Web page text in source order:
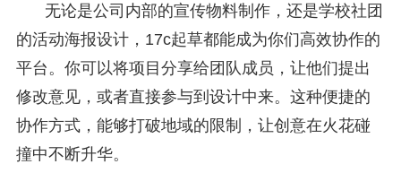
无论是公司内部的宣传物料制作，还是学校社团
的活动海报设计，17c起草都能成为你们高效协作的
平台。你可以将项目分享给团队成员，让他们提出
修改意见，或者直接参与到设计中来。这种便捷的
协作方式，能够打破地域的限制，让创意在火花碰
撞中不断升华。